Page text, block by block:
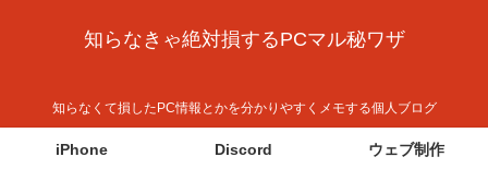
知らなきゃ絶対損するPCマル秘ワザ
知らなくて損したPC情報とかを分かりやすくメモする個人ブログ
iPhone Discord ウェブ制作